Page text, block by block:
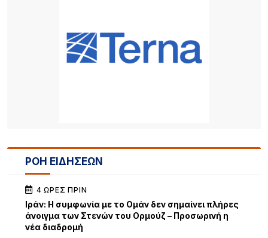
ΡΟΗ ΕΙΔΗΣΕΩΝ
4 ΏΡΕΣ ΠΡΙΝ
Iράν: Η συμφωνία με το Ομάν δεν σημαίνει πλήρες
άνοιγμα των Στενών του Ορμούζ – Προσωρινή η
νέα διαδρομή